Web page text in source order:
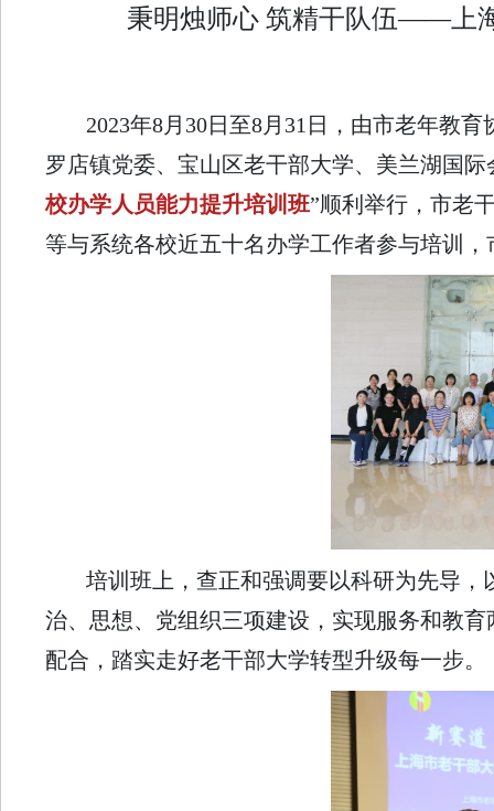
秉明烛师心 筑精干队伍——上
2023年8月30日至8月31日，由市老年教
罗店镇党委、宝山区老干部大学、美兰湖国
校办学人员能力提升培训班”顺利举行，市老
等与系统各校近五十名办学工作者参与培训
培训班上，查正和强调要以科研为先导
治、思想、党组织三项建设，实现服务和教
配合，踏实走好老干部大学转型升级每一步。